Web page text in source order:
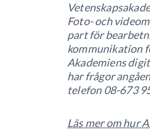
Foto- och
part för
kommunikation
Akademiens
har frågor
telefon 08-673
Läs mer om hur